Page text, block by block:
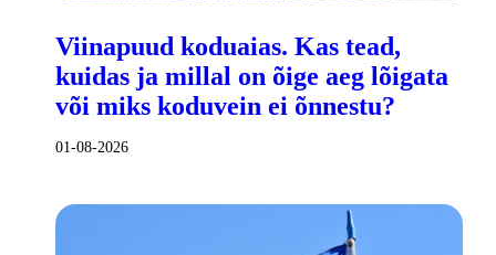
Viinapuud koduaias. Kas tead,
kuidas ja millal on õige aeg lõigata
või miks koduvein ei õnnestu?
01-08-2026